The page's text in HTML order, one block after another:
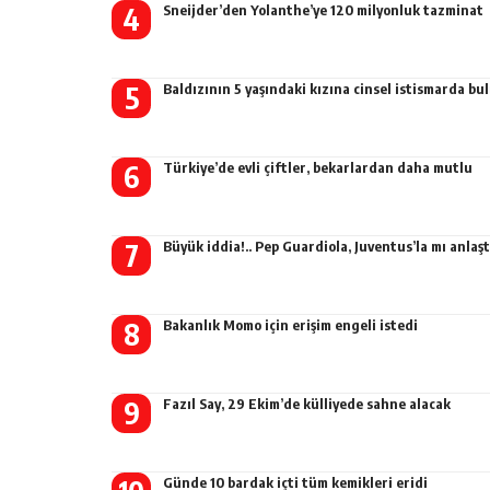
Sneijder’den Yolanthe’ye 120 milyonluk tazminat
Baldızının 5 yaşındaki kızına cinsel istismarda
Türkiye’de evli çiftler, bekarlardan daha mutlu
Büyük iddia!.. Pep Guardiola, Juventus’la mı
Bakanlık Momo için erişim engeli istedi
Fazıl Say, 29 Ekim’de külliyede sahne alacak
Günde 10 bardak içti tüm kemikleri eridi